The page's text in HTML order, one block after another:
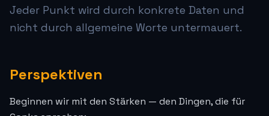
Jeder Punkt wird durch konkrete Daten und
nicht durch allgemeine Worte untermauert.
Perspektiven
Beginnen wir mit den Stärken — den Dingen, die für